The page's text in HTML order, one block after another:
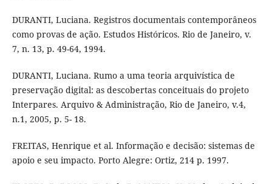
DURANTI, Luciana. Registros documentais contemporâneos
como provas de ação. Estudos Históricos. Rio de Janeiro, v.
7, n. 13, p. 49-64, 1994.
DURANTI, Luciana. Rumo a uma teoria arquivística de
preservação digital: as descobertas conceituais do projeto
Interpares. Arquivo & Administração, Rio de Janeiro, v.4,
n.1, 2005, p. 5- 18.
FREITAS, Henrique et al. Informação e decisão: sistemas de
apoio e seu impacto. Porto Alegre: Ortiz, 214 p. 1997.